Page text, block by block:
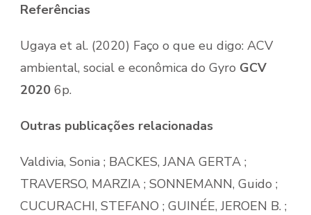
Referências
Ugaya et al. (2020) Faço o que eu digo: ACV
ambiental, social e econômica do Gyro GCV
2020 6p.
Outras publicações relacionadas
Valdivia, Sonia ; BACKES, JANA GERTA ;
TRAVERSO, MARZIA ; SONNEMANN, Guido ;
CUCURACHI, STEFANO ; GUINÉE, JEROEN B. ;